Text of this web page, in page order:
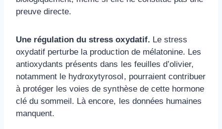
preuve directe.
Une régulation du stress oxydatif. Le stress
oxydatif perturbe la production de mélatonine. Les
antioxydants présents dans les feuilles d’olivier,
notamment le hydroxytyrosol, pourraient contribuer
à protéger les voies de synthèse de cette hormone
clé du sommeil. Là encore, les données humaines
manquent.